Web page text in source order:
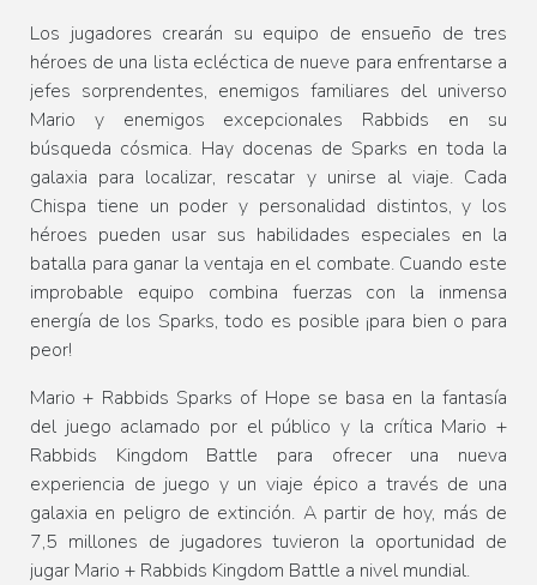
Los jugadores crearán su equipo de ensueño de tres
héroes de una lista ecléctica de nueve para enfrentarse a
jefes sorprendentes, enemigos familiares del universo
Mario y enemigos excepcionales Rabbids en su
búsqueda cósmica. Hay docenas de Sparks en toda la
galaxia para localizar, rescatar y unirse al viaje. Cada
Chispa tiene un poder y personalidad distintos, y los
héroes pueden usar sus habilidades especiales en la
batalla para ganar la ventaja en el combate. Cuando este
improbable equipo combina fuerzas con la inmensa
energía de los Sparks, todo es posible ¡para bien o para
peor!
Mario + Rabbids Sparks of Hope se basa en la fantasía
del juego aclamado por el público y la crítica Mario +
Rabbids Kingdom Battle para ofrecer una nueva
experiencia de juego y un viaje épico a través de una
galaxia en peligro de extinción. A partir de hoy, más de
7,5 millones de jugadores tuvieron la oportunidad de
jugar Mario + Rabbids Kingdom Battle a nivel mundial.